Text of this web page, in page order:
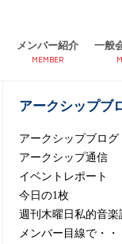
メンバー紹介
MEMBER
一般
アークシップブ
アークシップブログ
アークシップ通信
イベントレポート
今日の1枚
週刊木曜日私的音楽
メンバー目線で・・